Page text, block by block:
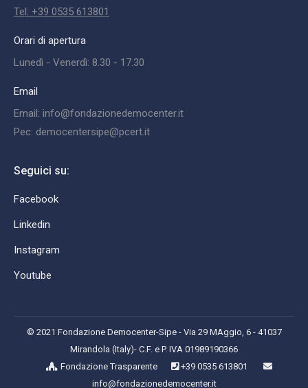
Tel: +39 0535 613801
Orari di apertura
Lunedì - Venerdì: 8.30 - 17.30
Email
Email: info@fondazionedemocenter.it
Pec: democentersipe@pcert.it
Seguici su:
Facebook
Linkedin
Instagram
Youtube
© 2021 Fondazione Democenter-Sipe - Via 29 MAggio, 6 - 41037
Mirandola (Italy)- C.F. e P. IVA 01989190366
Fondazione Trasparente
+39 0535 613801
info@fondazionedemocenter.it